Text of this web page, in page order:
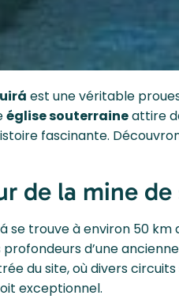
est une véritable
église souterraineattire
fascinante.
de la mine de
se trouve à environ 50
d’une ancienne
du site, où divers
exceptionnel.